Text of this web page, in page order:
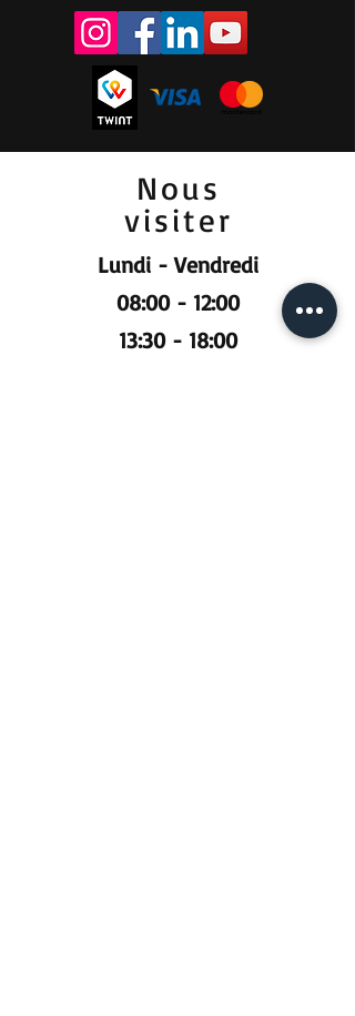
Nous
visiter
Lundi - Vendredi
08:00 - 12:00
13:30 - 18:00